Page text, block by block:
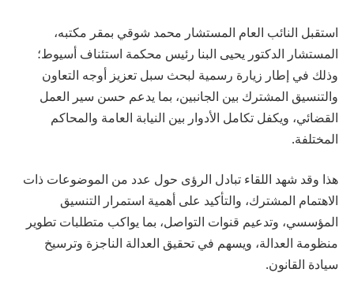
استقبل النائب العام المستشار محمد شوقي بمقر مكتبه،
المستشار الدكتور يحيى البنا رئيس محكمة استئناف أسيوط؛
وذلك في إطار زيارة رسمية لبحث سبل تعزيز أوجه التعاون
والتنسيق المشترك بين الجانبين، بما يدعم حسن سير العمل
القضائي، ويكفل تكامل الأدوار بين النيابة العامة والمحاكم
المختلفة.
هذا وقد شهد اللقاء تبادل الرؤى حول عدد من الموضوعات ذات
الاهتمام المشترك، والتأكيد على أهمية استمرار التنسيق
المؤسسي، وتدعيم قنوات التواصل، بما يواكب متطلبات تطوير
منظومة العدالة، ويسهم في تحقيق العدالة الناجزة وترسيخ
سيادة القانون.